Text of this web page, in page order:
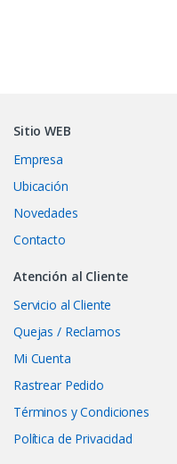
Sitio WEB
Empresa
Ubicación
Novedades
Contacto
Atención al Cliente
Servicio al Cliente
Quejas / Reclamos
Mi Cuenta
Rastrear Pedido
Términos y Condiciones
Política de Privacidad